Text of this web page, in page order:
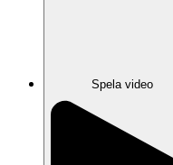
Spela video